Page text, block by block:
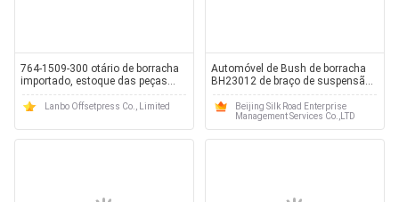
764-1509-300 otário de borracha
importado, estoque das peças
sobresselentes de Komori
suficienteLanbo Offsetpress Co., Limited
Automóvel de Bush de borracha
BH23012 de braço de suspensão
de China Mitsubishi do preço de
grosso mais baixo
Beijing Silk Road Enterprise
Management Services Co.,LTD